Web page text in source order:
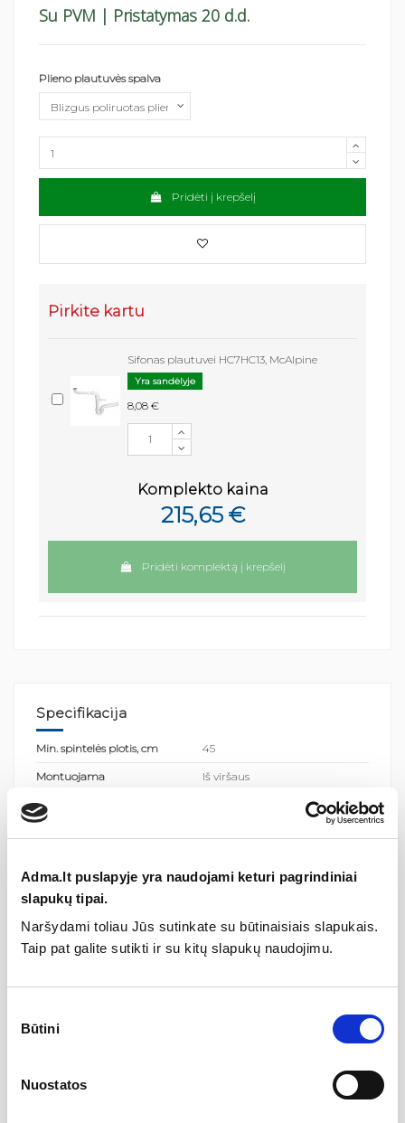
Adma.lt puslapyje yra naudojami keturi pagrindiniai
slapukų tipai.
Naršydami toliau Jūs sutinkate su būtinaisiais slapukais.
Taip pat galite sutikti ir su kitų slapukų naudojimu.
pasirinkimas
Būtini
Nuostatos
Su PVM | Pristatymas 20 d.d.
Plieno plautuvės spalva
Pridėti į krepšelį
Pirkite kartu
Sifonas plautuvei HC7HC13, McAlpine
Yra sandėlyje
8,08 €
Komplekto kaina
215,65 €
Pridėti komplektą į krepšelį
Specifikacija
Min. spintelės plotis, cm 45
Montuojama Iš viršaus
Kategorija
Aprašymas
Nerūdijančio plieno plautuvė, vieno dubens LUN101N-
(kriauklės) pagamintos iš aukštos kokybės AISI 304
LUNA, ENNA, AIRA, DERA